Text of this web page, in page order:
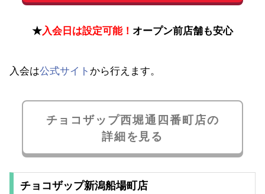
★入会日は設定可能！ オープン前店舗も安心
入会は公式サイト から行えます。
チョコザップ西堀通四番町店の
詳細を見る
チョコザップ新潟船場町店